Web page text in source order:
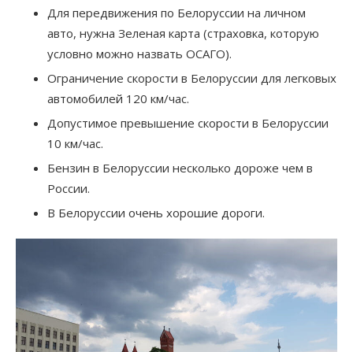
Для передвижения по Белоруссии на личном
авто, нужна Зеленая карта (страховка, которую
условно можно назвать ОСАГО).
Ограничение скорости в Белоруссии для легковых
автомобилей 120 км/час.
Допустимое превышение скорости в Белоруссии
10 км/час.
Бензин в Белоруссии несколько дороже чем в
России.
В Белоруссии очень хорошие дороги.